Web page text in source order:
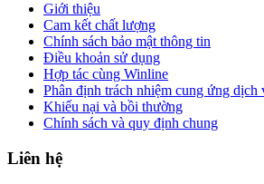
Giới thiệu
Cam kết chất lượng
Chính sách bảo mật thông tin
Điều khoản sử dụng
Hợp tác cùng Winline
Phân định trách nhiệm cung ứng dịch
Khiếu nại và bồi thường
Chính sách và quy định chung
Liên hệ